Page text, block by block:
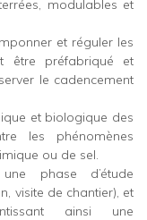
modulables et
et réguler les
être préfabriqué et
le cadencement
et biologique des
les phénomènes
ou de sel.
phase d’étude
visite de chantier), et
ainsi une